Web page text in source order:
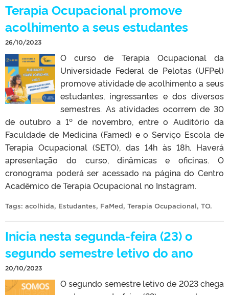
Terapia Ocupacional promove
acolhimento a seus estudantes
26/10/2023
O curso de Terapia Ocupacional da
Universidade Federal de Pelotas (UFPel)
promove atividade de acolhimento a seus
estudantes, ingressantes e dos diversos
semestres. As atividades ocorrem de 30
de outubro a 1º de novembro, entre o Auditório da
Faculdade de Medicina (Famed) e o Serviço Escola de
Terapia Ocupacional (SETO), das 14h às 18h. Haverá
apresentação do curso, dinâmicas e oficinas. O
cronograma poderá ser acessado na página do Centro
Acadêmico de Terapia Ocupacional no Instagram.
Tags: acolhida, Estudantes, FaMed, Terapia Ocupacional, TO.
Inicia nesta segunda-feira (23) o
segundo semestre letivo do ano
20/10/2023
O segundo semestre letivo de 2023 chega